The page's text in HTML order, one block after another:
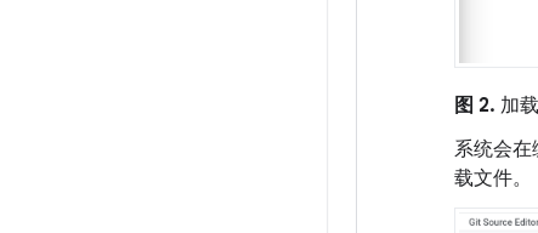
图 2. 加
系统会在
载文件。